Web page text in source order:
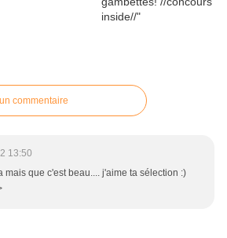
commentaire
13:50
mais que c'est beau.... j'aime ta sélection :)